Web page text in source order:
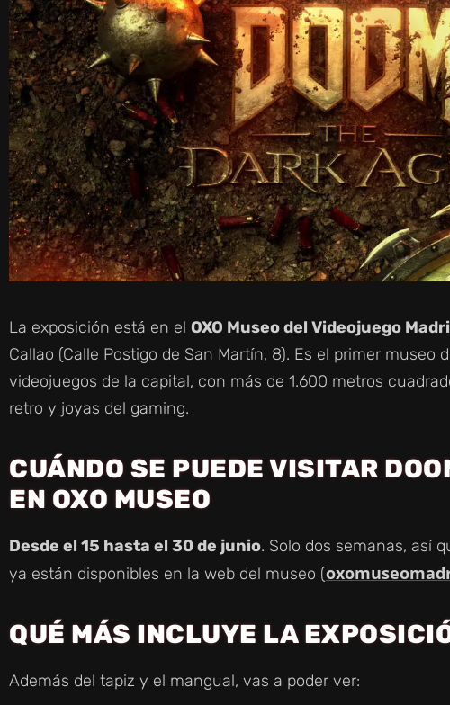
La exposición está en el OXO Museo del Videojuego
Callao (Calle Postigo de San Martín, 8). Es el primer museo
videojuegos de la capital, con más de 1.600 metros
retro y joyas del gaming.
CUÁNDO SE PUEDE VISITAR
EN OXO MUSEO
Desde el 15 hasta el 30 de junio. Solo dos semanas, así
ya están disponibles en la web del museo (
QUÉ MÁS INCLUYE LA
Además del tapiz y el mangual, vas a poder ver: